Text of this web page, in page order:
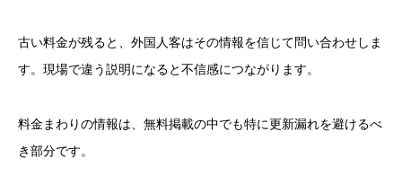
古い料金が残ると、外国人客はその情報を信じて問い合わせしま
す。現場で違う説明になると不信感につながります。
料金まわりの情報は、無料掲載の中でも特に更新漏れを避けるべ
き部分です。